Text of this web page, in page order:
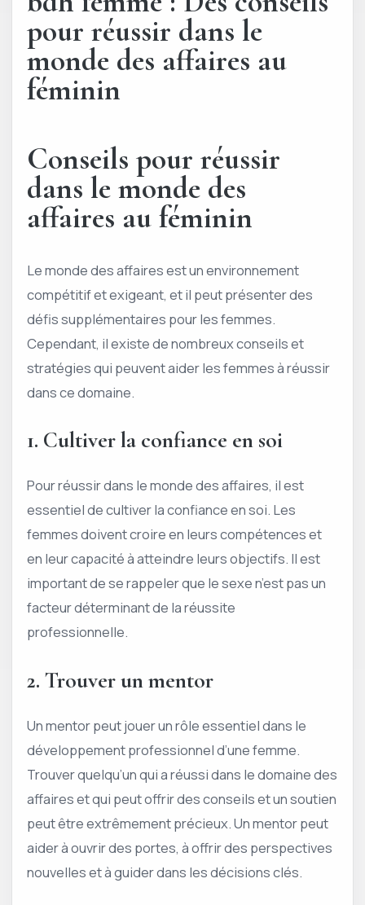
pour réussir dans le
monde des affaires au
féminin
Conseils pour réussir
dans le monde des
affaires au féminin
Le monde des affaires est un environnement
compétitif et exigeant, et il peut présenter des
défis supplémentaires pour les femmes.
Cependant, il existe de nombreux conseils et
stratégies qui peuvent aider les femmes à réussir
dans ce domaine.
1. Cultiver la confiance en soi
Pour réussir dans le monde des affaires, il est
essentiel de cultiver la confiance en soi. Les
femmes doivent croire en leurs compétences et
en leur capacité à atteindre leurs objectifs. Il est
important de se rappeler que le sexe n’est pas un
facteur déterminant de la réussite
professionnelle.
2. Trouver un mentor
Un mentor peut jouer un rôle essentiel dans le
développement professionnel d’une femme.
Trouver quelqu’un qui a réussi dans le domaine des
affaires et qui peut offrir des conseils et un soutien
peut être extrêmement précieux. Un mentor peut
aider à ouvrir des portes, à offrir des perspectives
nouvelles et à guider dans les décisions clés.